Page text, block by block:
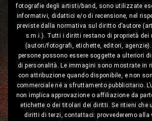
fotografie degli artisti/band, sono utilizzate
informativi, didattici e/o di recensione, nel
previste dalla normativa sul diritto d’autore
s.m.i.). Tutti i diritti restano di proprietà dei
(autori/fotografi, etichette, editori,
persone possono essere soggette a ulteriori
di personalità. Le immagini sono mostrate in
con attribuzione quando disponibile, e non
commerciale né a sfruttamento pubblicitario.
non implica approvazione o affiliazione da
etichette o dei titolari dei diritti. Se ritieni che
diritti di terzi, contattaci: provvederemo alla